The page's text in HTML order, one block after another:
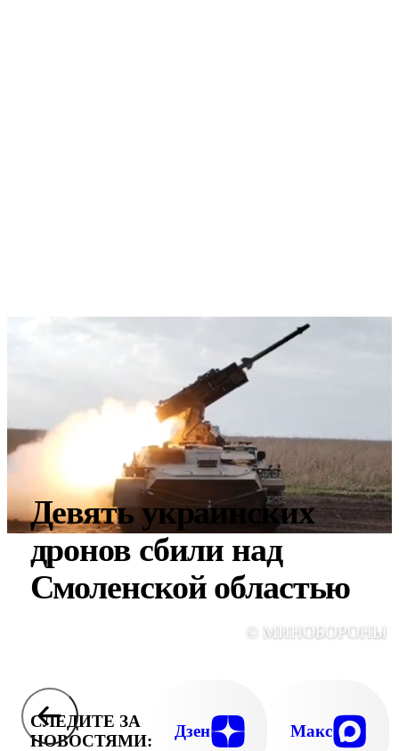
Девять украинских
дронов сбили над
Смоленской областью
© МИНОБОРОНЫ
СЛЕДИТЕ ЗА
НОВОСТЯМИ:
Дзен Макс